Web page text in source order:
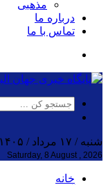
مذهبی
درباره ما
تماس با ما
شنبه / ۱۷ مرداد / ۱۴۰۵
Saturday, 8 August , 2026
خانه